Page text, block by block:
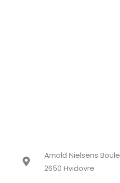
Arnold Nielsens
2650 Hvidovre